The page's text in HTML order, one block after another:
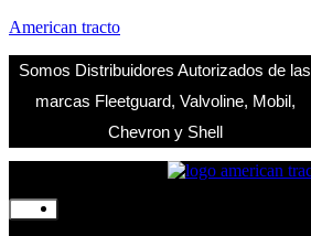
American tracto
Somos Distribuidores Autorizados de las
marcas Fleetguard, Valvoline, Mobil,
Chevron y Shell